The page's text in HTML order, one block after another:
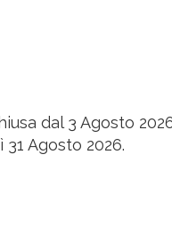
dal 3 Agosto
Agosto 2026.